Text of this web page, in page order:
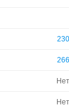
230
266
Нет
Нет